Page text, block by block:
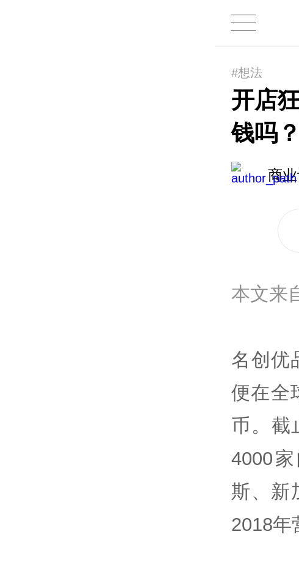
#想法
开店
钱吗？
商
本文来
名创优
便在全
币。截
4000
斯、新
2018年